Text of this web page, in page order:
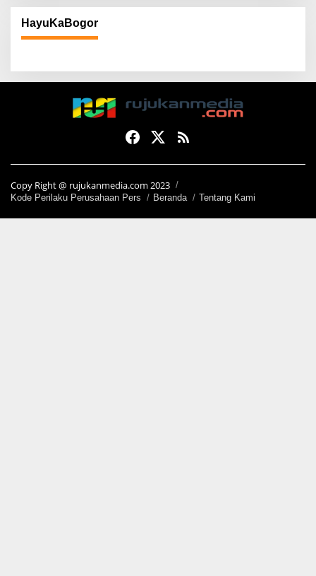
HayuKaBogor
Copy Right @ rujukanmedia.com 2023
Kode Perilaku Perusahaan Pers Beranda Tentang Kami